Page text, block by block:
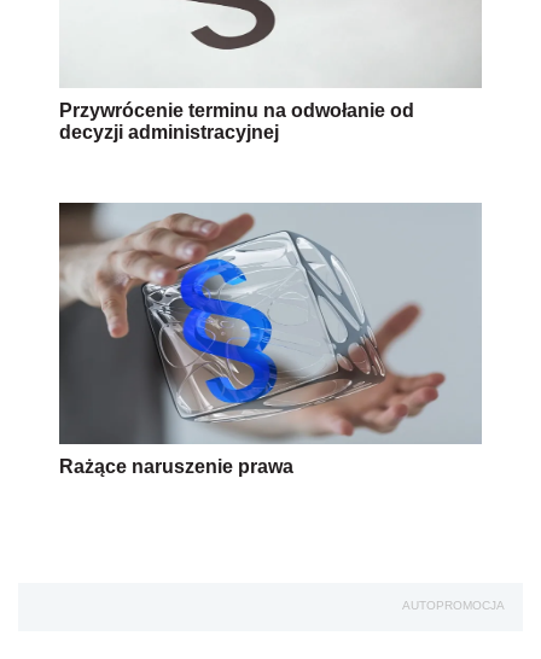
Przywrócenie terminu na odwołanie od
decyzji administracyjnej
Rażące naruszenie prawa
AUTOPROMOCJA